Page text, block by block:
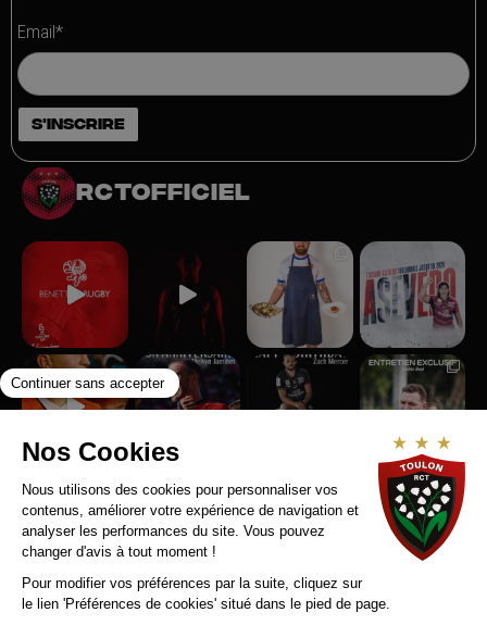
Email*
rctofficiel
Suivez-nous sur Instagram
RCT RECRUTE
MENTIONS LEGALES
CONTACT